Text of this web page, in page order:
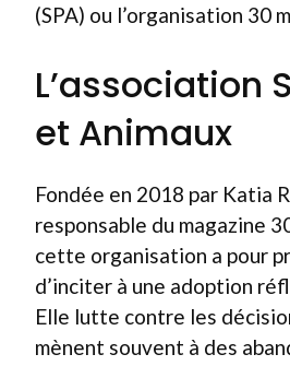
(SPA) ou l’organisation 30
L’association
et Animaux
Fondée en 2018 par Katia
responsable du magazine
cette organisation a pour
d’inciter à une adoption
Elle lutte contre les
mènent souvent à des